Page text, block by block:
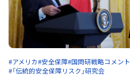
#アメリカ#安全保障#国問研戦略コメント
#「伝統的安全保障リスク」研究会